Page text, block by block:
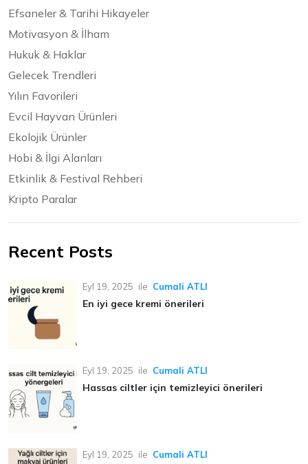
Efsaneler & Tarihi Hikayeler
Motivasyon & İlham
Hukuk & Haklar
Gelecek Trendleri
Yılın Favorileri
Evcil Hayvan Ürünleri
Ekolojik Ürünler
Hobi & İlgi Alanları
Etkinlik & Festival Rehberi
Kripto Paralar
Recent Posts
Eyl 19, 2025 ile Cumali ATLI
En iyi gece kremi önerileri
Eyl 19, 2025 ile Cumali ATLI
Hassas ciltler için temizleyici önerileri
Eyl 19, 2025 ile Cumali ATLI